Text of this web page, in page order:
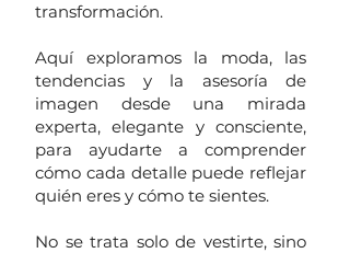
transformación.
Aquí exploramos la moda, las
tendencias y la asesoría de
imagen desde una mirada
experta, elegante y consciente,
para ayudarte a comprender
cómo cada detalle puede reflejar
quién eres y cómo te sientes.
No se trata solo de vestirte, sino